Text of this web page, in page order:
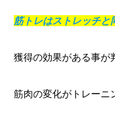
筋トレはストレッチと
獲得の効果がある事が
筋肉の変化がトレーニ